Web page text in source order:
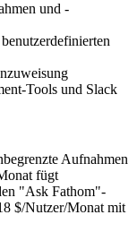
und -
Tools und Slack
Aufnahmen
fügt
"Ask Fathom"-
$/Nutzer/Monat mit